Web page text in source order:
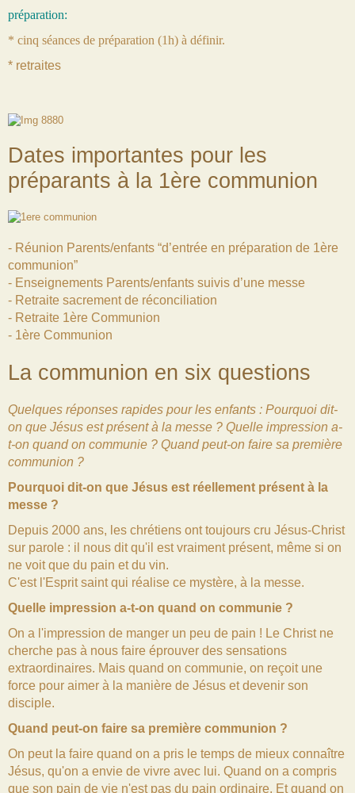
préparation:
* cinq séances de préparation (1h) à définir.
* retraites
Dates importantes pour les
préparants à la 1ère communion
- Réunion Parents/enfants “d’entrée en préparation de 1ère
communion”
- Enseignements Parents/enfants suivis d’une messe
- Retraite sacrement de réconciliation
- Retraite 1ère Communion
- 1ère Communion
La communion en six questions
Quelques réponses rapides pour les enfants : Pourquoi dit-
on que Jésus est présent à la messe ? Quelle impression a-
t-on quand on communie ? Quand peut-on faire sa première
communion ?
Pourquoi dit-on que Jésus est réellement présent à la
messe ?
Depuis 2000 ans, les chrétiens ont toujours cru Jésus-Christ
sur parole : il nous dit qu'il est vraiment présent, même si on
ne voit que du pain et du vin.
C'est l'Esprit saint qui réalise ce mystère, à la messe.
Quelle impression a-t-on quand on communie ?
On a l'impression de manger un peu de pain ! Le Christ ne
cherche pas à nous faire éprouver des sensations
extraordinaires. Mais quand on communie, on reçoit une
force pour aimer à la manière de Jésus et devenir son
disciple.
Quand peut-on faire sa première communion ?
On peut la faire quand on a pris le temps de mieux connaître
Jésus, qu'on a envie de vivre avec lui. Quand on a compris
que son pain de vie n'est pas du pain ordinaire. Et quand on